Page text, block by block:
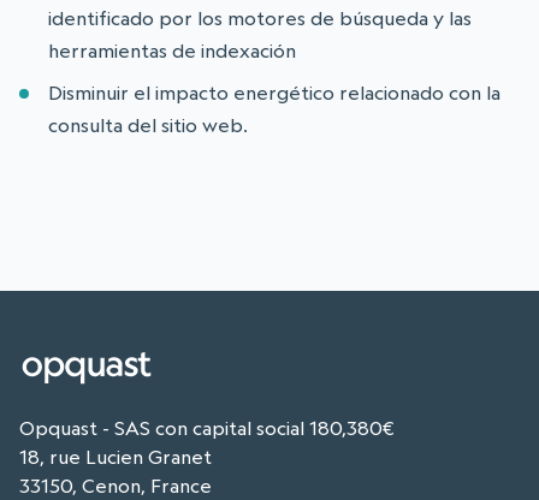
identificado por los motores de búsqueda y las
herramientas de indexación
Disminuir el impacto energético relacionado con la
consulta del sitio web.
Opquast - SAS con capital social 180,380€
18, rue Lucien Granet
33150, Cenon, France